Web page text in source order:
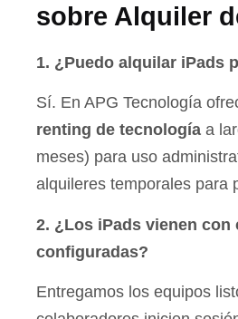
sobre Alquiler
1. ¿Puedo alquilar iPads
Sí. En APG Tecnología
renting de tecnología a
meses) para uso
alquileres temporales para
2. ¿Los iPads vienen con
configuradas?
Entregamos los equipos